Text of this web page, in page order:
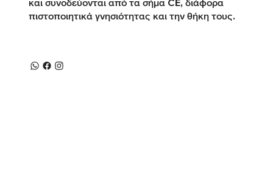
πιστοποιητικά γνησιότητας και την θήκη τους.